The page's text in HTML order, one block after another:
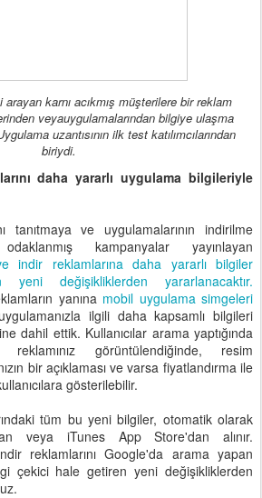
karnı acıkmış müşterilere bir reklam
veyauygulamalarından bilgiye ulaşma
uzantısının ilk test katılımcılarından
biriydi.
daha yararlı uygulama bilgileriyle
tanıtmaya ve uygulamalarının indirilme
kampanyalar yayınlayan
indir reklamlarına daha yararlı bilgiler
yeni değişikliklerden yararlanacaktır.
yanına mobil uygulama simgeleri
ilgili daha kapsamlı bilgileri
dahil ettik. Kullanıcılar arama yaptığında
görüntülendiğinde, resim
bir açıklaması ve varsa fiyatlandırma ile
gösterilebilir.
tüm bu yeni bilgiler, otomatik olarak
veya iTunes App Store'dan alınır.
reklamlarını Google'da arama yapan
çekici hale getiren yeni değişikliklerden